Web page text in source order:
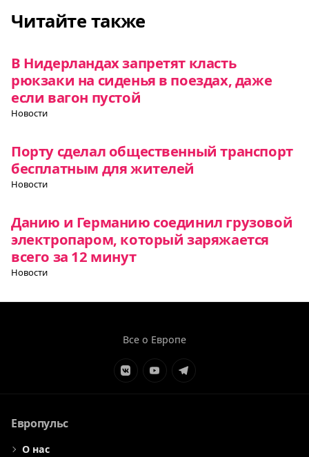
Читайте также
В Нидерландах запретят класть
рюкзаки на сиденья в поездах, даже
если вагон пустой
Новости
Порту сделал общественный транспорт
бесплатным для жителей
Новости
Данию и Германию соединил грузовой
электропаром, который заряжается
всего за 12 минут
Новости
Все о Европе
ЭлементЭлементЭлемент
Европульс
О нас